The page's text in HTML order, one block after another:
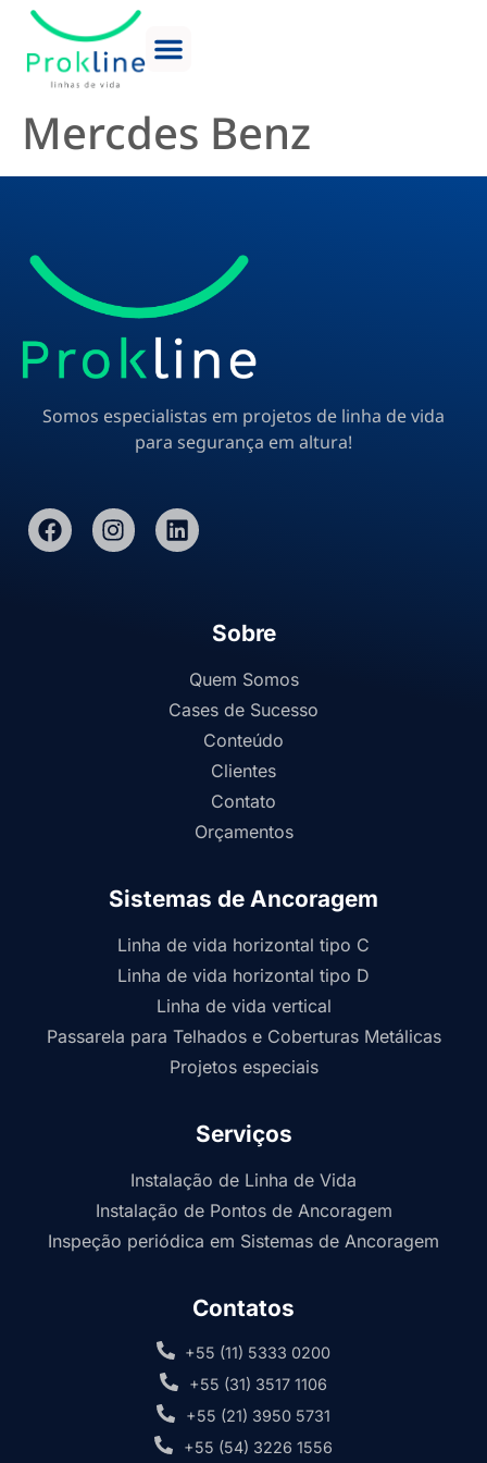
Mercdes Benz
Somos especialistas em projetos de linha de vida
para segurança em altura!
Sobre
Quem Somos
Cases de Sucesso
Conteúdo
Clientes
Contato
Orçamentos
Sistemas de Ancoragem
Linha de vida horizontal tipo C
Linha de vida horizontal tipo D
Linha de vida vertical
Passarela para Telhados e Coberturas Metálicas
Projetos especiais
Serviços
Instalação de Linha de Vida
Instalação de Pontos de Ancoragem
Inspeção periódica em Sistemas de Ancoragem
Contatos
+55 (11) 5333 0200
+55 (31) 3517 1106
+55 (21) 3950 5731
+55 (54) 3226 1556